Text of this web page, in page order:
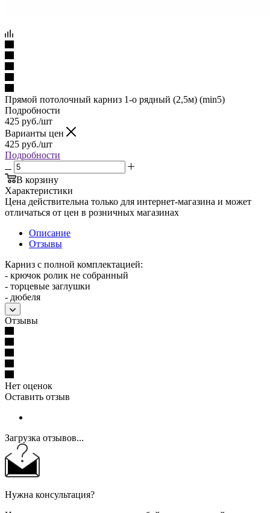
Прямой потолочный карниз 1-о рядный (2,5м) (min5)
Подробности
425 руб./шт
Варианты цен
425 руб./шт
Подробности
В корзину
Характеристики
Цена действительна только для интернет-магазина и может
отличаться от цен в розничных магазинах
Описание
Отзывы
Карниз с полной комплектацией:
- крючок ролик не собранный
- торцевые заглушки
- дюбеля
Отзывы
Нет оценок
Оставить отзыв
Загрузка отзывов...
Нужна консультация?